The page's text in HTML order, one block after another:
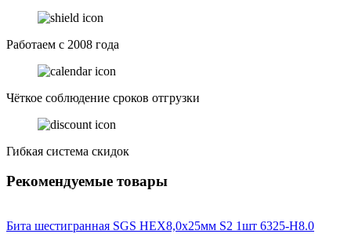
Работаем с 2008 года
Чёткое соблюдение сроков отгрузки
Гибкая система скидок
Рекомендуемые товары
Бита шестигранная SGS HEX8,0х25мм S2 1шт 6325-H8.0